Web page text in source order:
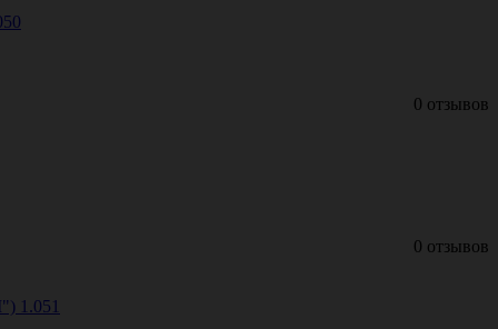
0 отзывов
0 отзывов
1.051